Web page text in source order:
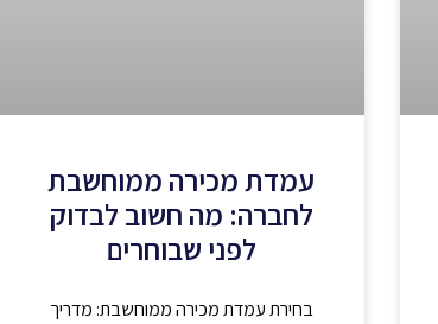
עמדת מכירה ממוחשבת
לחברה: מה חשוב לבדוק
לפני שבוחרים
בחירת עמדת מכירה ממוחשבת: מדריך